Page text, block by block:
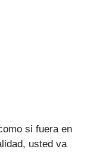
si fuera en
usted va